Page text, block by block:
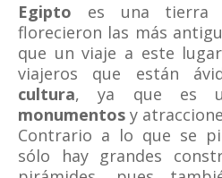
Egipto es una tierra
florecieron las más
que un viaje a este
viajeros que están
cultura, ya que es
monumentos y
Contrario a lo que se
sólo hay grandes